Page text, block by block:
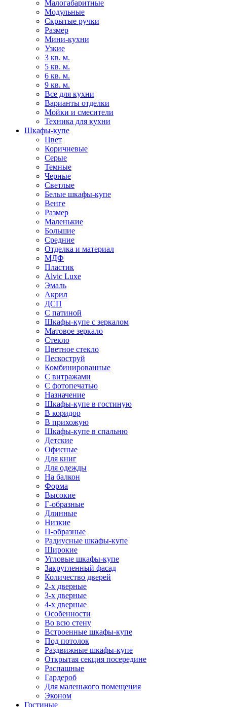
Малогабаритные
Модульные
Скрытые ручки
Размер
Мини-кухни
Узкие
3 кв. м.
5 кв. м.
6 кв. м.
9 кв. м.
Все для кухни
Варианты отделки
Мойки и смесители
Техника для кухни
Шкафы-купе
Цвет
Коричневые
Серые
Темные
Черные
Светлые
Белые шкафы-купе
Венге
Размер
Маленькие
Большие
Средние
Отделка и материал
МДФ
Пластик
Alvic Luxe
Эмаль
Акрил
ДСП
С патиной
Шкафы-купе с зеркалом
Матовое зеркало
Стекло
Цветное стекло
Пескоструй
Комбинированные
С витражами
С фотопечатью
Назначение
Шкафы-купе в гостиную
В коридор
В прихожую
Шкафы-купе в спальню
Детские
Офисные
Для книг
Для одежды
На балкон
Форма
Высокие
Г-образные
Длинные
Низкие
П-образные
Радиусные шкафы-купе
Широкие
Угловые шкафы-купе
Закругленный фасад
Количество дверей
2-х дверные
3-х дверные
4-х дверные
Особенности
Во всю стену
Встроенные шкафы-купе
Под потолок
Раздвижные шкафы-купе
Открытая секция посередине
Распашные
Гардероб
Для маленького помещения
Эконом
Гостиные